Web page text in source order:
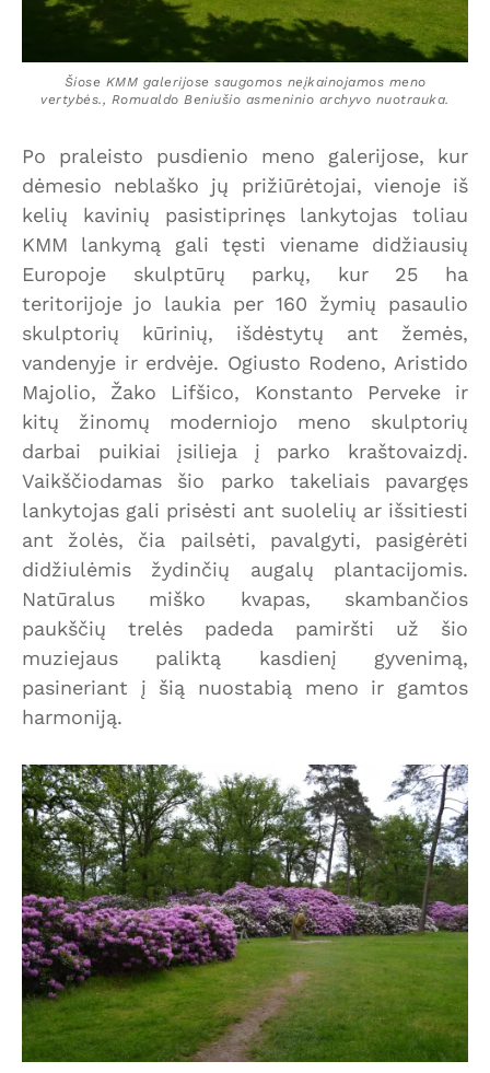
Šiose KMM galerijose saugomos neįkainojamos meno
vertybės., Romualdo Beniušio asmeninio archyvo nuotrauka.
Po praleisto pusdienio meno galerijose, kur
dėmesio neblaško jų prižiūrėtojai, vienoje iš
kelių kavinių pasistiprinęs lankytojas toliau
KMM lankymą gali tęsti viename didžiausių
Europoje skulptūrų parkų, kur 25 ha
teritorijoje jo laukia per 160 žymių pasaulio
skulptorių kūrinių, išdėstytų ant žemės,
vandenyje ir erdvėje. Ogiusto Rodeno, Aristido
Majolio, Žako Lifšico, Konstanto Perveke ir
kitų žinomų moderniojo meno skulptorių
darbai puikiai įsilieja į parko kraštovaizdį.
Vaikščiodamas šio parko takeliais pavargęs
lankytojas gali prisėsti ant suolelių ar išsitiesti
ant žolės, čia pailsėti, pavalgyti, pasigėrėti
didžiulėmis žydinčių augalų plantacijomis.
Natūralus miško kvapas, skambančios
paukščių trelės padeda pamiršti už šio
muziejaus paliktą kasdienį gyvenimą,
pasineriant į šią nuostabią meno ir gamtos
harmoniją.